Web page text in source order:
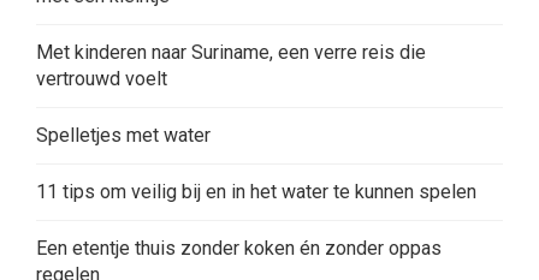
Met kinderen naar Suriname, een verre reis die
vertrouwd voelt
Spelletjes met water
11 tips om veilig bij en in het water te kunnen spelen
Een etentje thuis zonder koken én zonder oppas
regelen